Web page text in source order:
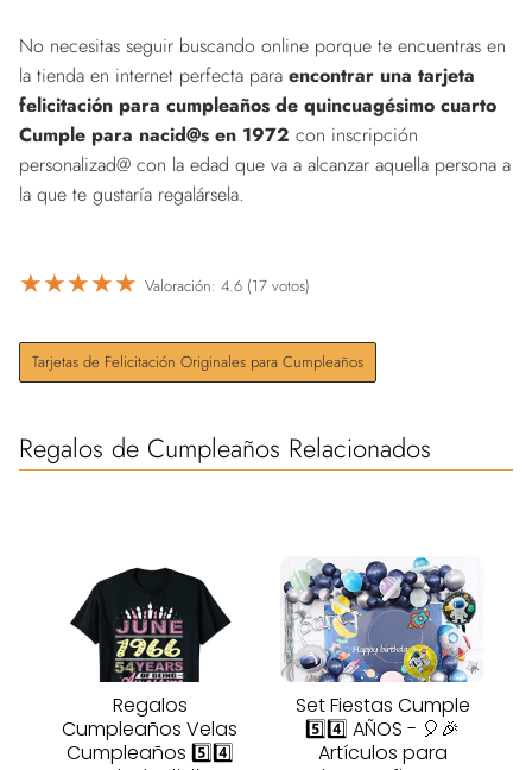
No necesitas seguir buscando online porque te encuentras en
la tienda en internet perfecta para encontrar una tarjeta
felicitación para cumpleaños de quincuagésimo cuarto
Cumple para nacid@s en 1972 con inscripción
personalizad@ con la edad que va a alcanzar aquella persona a
la que te gustaría regalársela.
★★★★★ Valoración: 4.6 (17 votos)
Tarjetas de Felicitación Originales para Cumpleaños
Regalos de Cumpleaños Relacionados
Regalos
Cumpleaños Velas
Cumpleaños 5️⃣4️⃣
Set Fiestas Cumple
5️⃣4️⃣ AÑOS - 🎈🎉
Artículos para